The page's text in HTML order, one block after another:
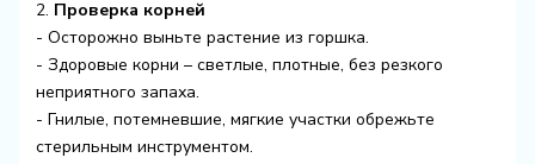
2. Проверка корней
- Осторожно выньте растение из горшка.
- Здоровые корни – светлые, плотные, без резкого
неприятного запаха.
- Гнилые, потемневшие, мягкие участки обрежьте
стерильным инструментом.